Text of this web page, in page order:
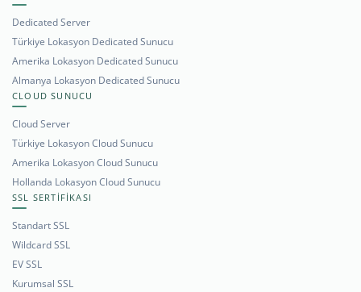
Dedicated Server
Türkiye Lokasyon Dedicated Sunucu
Amerika Lokasyon Dedicated Sunucu
Almanya Lokasyon Dedicated Sunucu
CLOUD SUNUCU
Cloud Server
Türkiye Lokasyon Cloud Sunucu
Amerika Lokasyon Cloud Sunucu
Hollanda Lokasyon Cloud Sunucu
SSL SERTİFİKASI
Standart SSL
Wildcard SSL
EV SSL
Kurumsal SSL